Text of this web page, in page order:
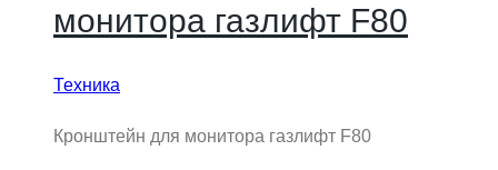
монитора газлифт F80
Техника
Кронштейн для монитора газлифт F80